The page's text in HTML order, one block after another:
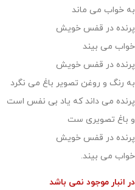
به خواب می ماند
پرنده در قفس خویش
خواب می بیند
پرنده در قفس خویش
به رنگ و روغن تصویر باغ می نگرد
پرنده می داند که یاد بی نفس است
و باغ تصویری ست
پرنده در قفس خویش
خواب می بیند.
در انبار موجود نمی باشد